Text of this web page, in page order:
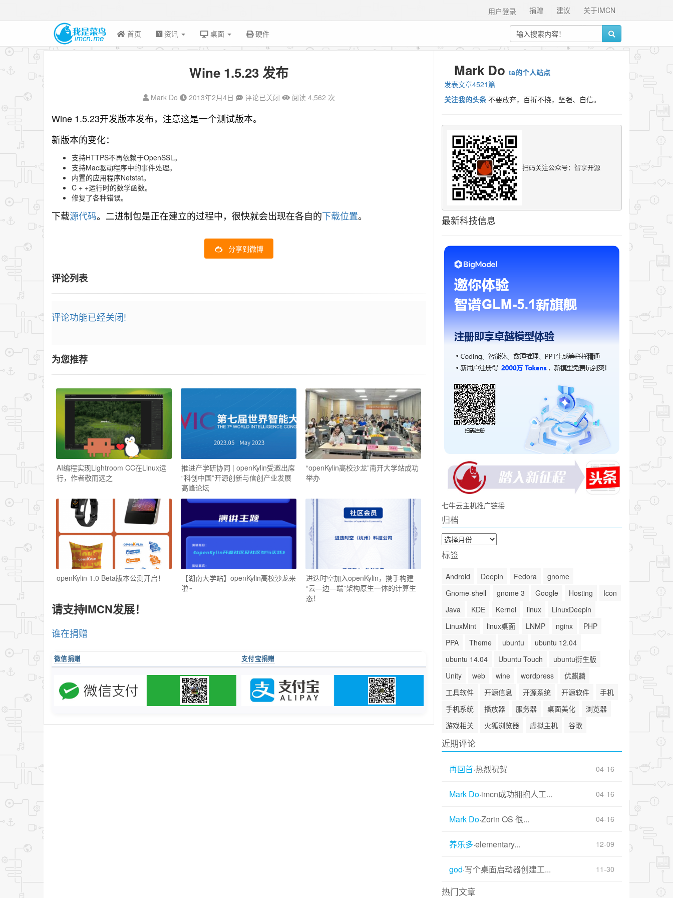
关于IMCN
建议
捐赠
用户登录
首页 资讯 桌面 硬件
Wine 1.5.23 发布
Mark Do 2013年2月4日 评论已关闭 阅读 4,562 次
Wine 1.5.23开发版本发布，注意这是一个测试版本。
新版本的变化：
支持HTTPS不再依赖于OpenSSL。
支持Mac驱动程序中的事件处理。
内置的应用程序Netstat。
C + +运行时的数学函数。
修复了各种错误。
下载源代码。 二进制包是正在建立的过程中，很快就会出现在各自的下载位置。
分享到微博
评论列表
评论功能已经关闭!
为您推荐
AI编程实现Lightroom CC在Linux运
行，作者敬而远之
推进产学研协同 | openKylin受邀出席
“科创中国”开源创新与信创产业发展
高峰论坛
“openKylin高校沙龙”南开大学站成功
举办
openKylin 1.0 Beta版本公测开启！
【湖南大学站】openKylin高校沙龙来
啦~
进迭时空加入openKylin，携手构建
“云—边—端”架构原生一体的计算生
态！
请支持IMCN发展！
谁在捐赠
微信捐赠 支付宝捐赠
Mark Do ta的个人站点
发表文章4521篇
关注我的头条 不要放弃，百折不挠，坚强、自信。
扫码关注公众号：智享开源
最新科技信息
七牛云主机推广链接
归档
归
档
标签
Android Deepin Fedora
gnome
Gnome-shell
gnome 3 Google Hosting
Icon
Java
KDE Kernel linux
LinuxDeepin
LinuxMint
linux桌面 LNMP nginx
PHP
PPA
Theme ubuntu
ubuntu 12.04
ubuntu 14.04
Ubuntu Touch
ubuntu衍生版
Unity
web wine wordpress
优麒麟
工具软件
开源信息 开源系统 开源软件
手机
手机系统
播放器 服务器 桌面美化
浏览器
游戏相关
火狐浏览器 虚拟主机 谷歌
近期评论
再回首·热烈祝贺 04-16
Mark Do·imcn成功拥抱人工... 04-16
Mark Do·Zorin OS 很... 04-16
养乐多·elementary... 12-09
god·写个桌面启动器创建工... 11-30
热门文章